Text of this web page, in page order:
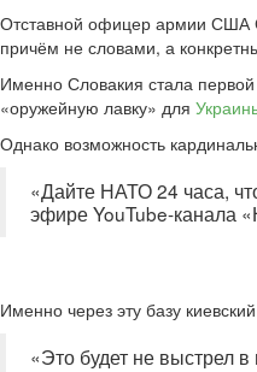
Отставной офицер армии США
причём не словами, а
Именно Словакия стала
«оружейную лавку» для
Однако возможность
«Дайте НАТО 24 часа,
эфире YouTube-канала
Именно через эту базу
«Это будет не выстрел